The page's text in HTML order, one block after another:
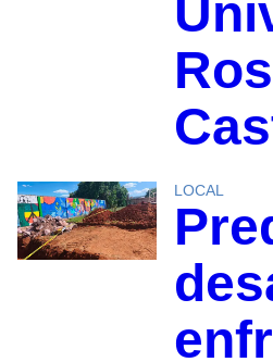
LOCAL